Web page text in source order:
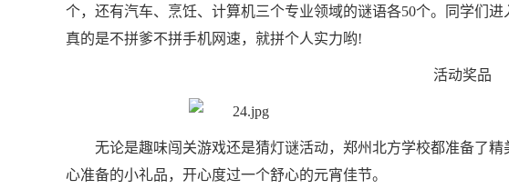
个，还有汽车、烹饪、计算机三个专业领域的谜语各50个。同学们
真的是不拼爹不拼手机网速，就拼个人实力哟!
活动奖品
无论是趣味闯关游戏还是猜灯谜活动，郑州北方学校都准备了
心准备的小礼品，开心度过一个舒心的元宵佳节。